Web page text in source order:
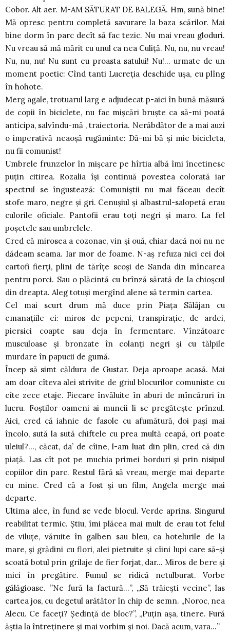
Cobor. Alt aer. M-AM SĂTURAT DE BALEGĂ. Hm, sună bine!
Mă opresc pentru completă savurare la baza scărilor. Mai
bine dorm în parc decît să fac tezic. Nu mai vreau gloduri.
Nu vreau să mă mărit cu unul ca nea Culiţă. Nu, nu, nu vreau!
Nu, nu, nu! Nu sunt eu proasta satului! Nu!… urmate de un
moment poetic: Cînd tanti Lucreţia deschide uşa, eu plîng
în hohote.
Merg agale, trotuarul larg e adjudecat p-aici în bună măsură
de copii în biciclete, nu fac mişcări bruşte ca să-mi poată
anticipa, salvîndu-mă , traiectoria. Nerăbdător de a mai auzi
o imperativă neaoşă rugăminte: Dă-mi bă şi mie bicicleta,
nu fii comunist!
Umbrele frunzelor în mişcare pe hîrtia albă îmi încetinesc
puţin citirea. Rozalia îşi continuă povestea colorată iar
spectrul se îngustează: Comuniştii nu mai făceau decît
stofe maro, negre şi gri. Cenuşiul şi albastrul-salopetă erau
culorile oficiale. Pantofii erau toţi negri şi maro. La fel
poşetele sau umbrelele.
Cred că mirosea a cozonac, vin şi ouă, chiar dacă noi nu ne
dădeam seama. Iar mor de foame. N-aş refuza nici cei doi
cartofi fierţi, plini de tărîţe scoşi de Sanda din mîncarea
pentru porci. Sau o plăcintă cu brînză sărată de la chioşcul
din dreapta. Aleg totuşi mergînd alene să termin cartea.
Cel mai scurt drum mă duce prin Piaţa Sălăjan cu
emanaţiile ei: miros de pepeni, transpiraţie, de ardei,
piersici coapte sau deja în fermentare. Vînzătoare
musculoase şi bronzate în colanţi negri şi cu tălpile
murdare în papucii de gumă.
Încep să simt căldura de Gustar. Deja aproape acasă. Mai
am doar cîteva alei strivite de griul blocurilor comuniste cu
cîte zece etaje. Fiecare învăluite în aburi de mîncăruri în
lucru. Foştilor oameni ai muncii li se pregăteşte prînzul.
Aici, cred că iahnie de fasole cu afumătură, doi paşi mai
încolo, sută la sută chiftele cu prea multă ceapă, ori poate
uleiul?…, căcat, da’ de cîine, l-am luat din plin, cred că din
piaţă. Las cît pot pe muchia primei borduri şi prin nisipul
copiilor din parc. Restul fără să vreau, merge mai departe
cu mine. Cred că a fost şi un film, Angela merge mai
departe.
Ultima alee, în fund se vede blocul. Verde aprins. Singurul
reabilitat termic. Ştiu, îmi plăcea mai mult de erau tot felul
de viluţe, văruite în galben sau bleu, ca hotelurile de la
mare, şi grădini cu flori, alei pietruite şi cîini lupi care să-şi
scoată botul prin grilaje de fier forjat, dar… Miros de bere şi
mici în pregătire. Fumul se ridică netulburat. Vorbe
gălăgioase. ”Ne fură la factură…”, „Să trăieşti vecine”, las
cartea jos, cu degetul arătător în chip de semn. „Noroc, nea
Alecu. Ce faceţi? Şedinţă de bloc?”, „Puţin aşa, tinere. Fură
ăştia la întreţinere şi mai vorbim şi noi. Dacă acum, vara…”